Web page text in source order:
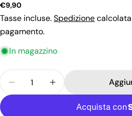
Prezzo
regolare
€9,90
Tasse incluse.Spedizione
pagamento.
In magazzino
Diminuisci La Quantità Per
Aumenta La
Fai una